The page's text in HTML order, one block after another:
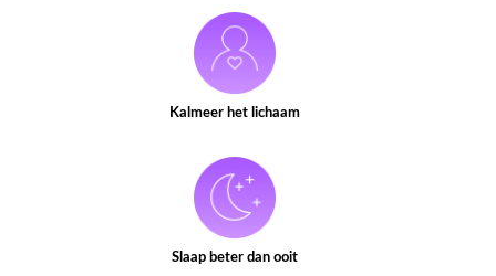
Kalmeer het lichaam
Slaap beter dan ooit